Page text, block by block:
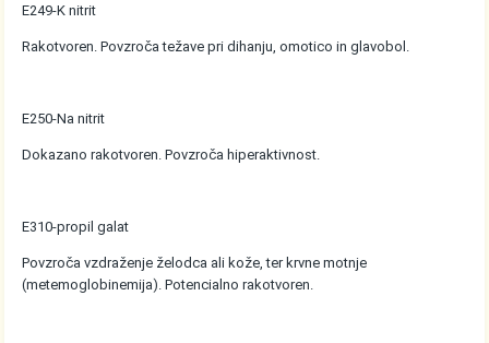
E249-K nitrit
Rakotvoren. Povzroča težave pri dihanju, omotico in glavobol.
E250-Na nitrit
Dokazano rakotvoren. Povzroča hiperaktivnost.
E310-propil galat
Povzroča vzdraženje želodca ali kože, ter krvne motnje
(metemoglobinemija). Potencialno rakotvoren.